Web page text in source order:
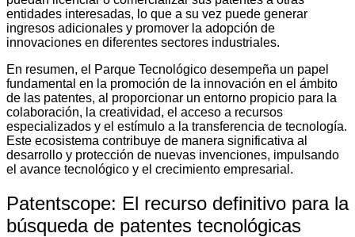
entidades interesadas, lo que a su vez puede generar
ingresos adicionales y promover la adopción de
innovaciones en diferentes sectores industriales.
En resumen, el Parque Tecnológico desempeña un papel
fundamental en la promoción de la innovación en el ámbito
de las patentes, al proporcionar un entorno propicio para la
colaboración, la creatividad, el acceso a recursos
especializados y el estímulo a la transferencia de tecnología.
Este ecosistema contribuye de manera significativa al
desarrollo y protección de nuevas invenciones, impulsando
el avance tecnológico y el crecimiento empresarial.
Patentscope: El recurso definitivo para la
búsqueda de patentes tecnológicas